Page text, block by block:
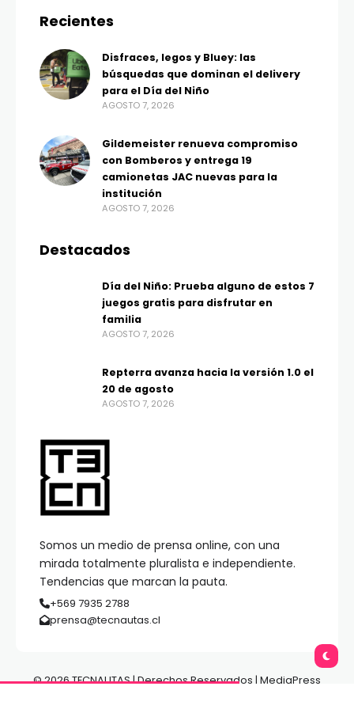
Somos un medio de prensa online, con una
mirada totalmente pluralista e independiente.
Tendencias que marcan la pauta.
+569 7935 2788
prensa@tecnautas.cl
Recientes
Disfraces, legos y Bluey: las
búsquedas que dominan el delivery
para el Día del Niño
AGOSTO 7, 2026
Gildemeister renueva compromiso
con Bomberos y entrega 19
camionetas JAC nuevas para la
institución
AGOSTO 7, 2026
Destacados
Día del Niño: Prueba alguno de estos 7
juegos gratis para disfrutar en
familia
AGOSTO 7, 2026
Repterra avanza hacia la versión 1.0 el
20 de agosto
AGOSTO 7, 2026
© 2026 TECNAUTAS | Derechos Reservados | MediaPress